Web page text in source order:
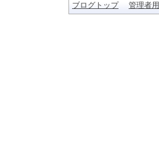
ブログトップ 管理者用